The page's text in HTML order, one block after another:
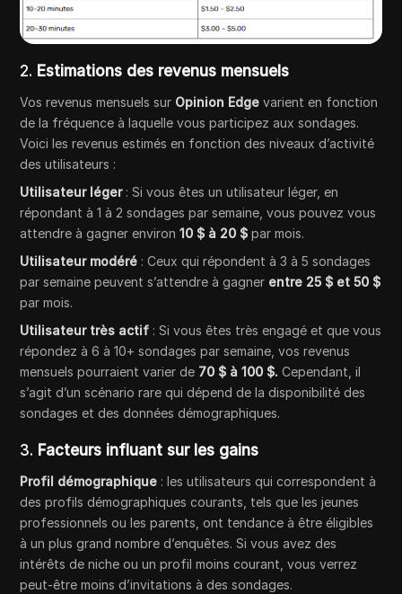
2. Estimations des revenus mensuels
Vos revenus mensuels sur Opinion Edge varient en fonction
de la fréquence à laquelle vous participez aux sondages.
Voici les revenus estimés en fonction des niveaux d’activité
des utilisateurs :
Utilisateur léger: Si vous êtes un utilisateur léger, en
répondant à 1 à 2 sondages par semaine, vous pouvez vous
attendre à gagner environ10 $ à 20 $ par mois.
Utilisateur modéré : Ceux qui répondent à 3 à 5 sondages
par semaine peuvent s’attendre à gagner entre 25 $ et 50 $
par mois.
Utilisateur très actif : Si vous êtes très engagé et que vous
répondez à 6 à 10+ sondages par semaine, vos revenus
mensuels pourraient varier de 70 $ à 100 $. Cependant, il
s’agit d’un scénario rare qui dépend de la disponibilité des
sondages et des données démographiques.
3. Facteurs influant sur les gains
Profil démographique : les utilisateurs qui correspondent à
des profils démographiques courants, tels que les jeunes
professionnels ou les parents, ont tendance à être éligibles
à un plus grand nombre d’enquêtes. Si vous avez des
intérêts de niche ou un profil moins courant, vous verrez
peut-être moins d’invitations à des sondages.